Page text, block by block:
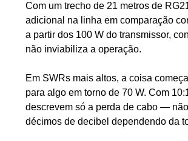
Com um trecho de 21 metros de
adicional na linha em comparação
a partir dos 100 W do transmissor,
não inviabiliza a operação.
Em SWRs mais altos, a coisa
para algo em torno de 70 W. Com
descrevem só a perda de cabo —
décimos de decibel dependendo da